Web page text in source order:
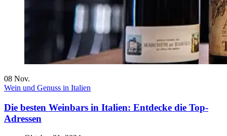
08 Nov.
Wein und Genuss in Italien
Die besten Weinbars in Italien: Entdecke die Top-
Adressen